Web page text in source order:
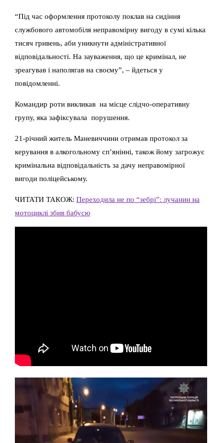
“Під час оформлення протоколу поклав на сидіння
службового автомобіля неправомірну вигоду в сумі кілька
тисяч гривень, аби уникнути адміністративної
відповідальності. На зауваження, що це кримінал, не
зреагував і наполягав на своєму”, – йдеться у
повідомленні.
Командир роти викликав на місце слідчо-оперативну
групу, яка зафіксувала порушення.
21-річний житель Маневиччини отримав протокол за
керування в алкогольному сп’янінні, також йому загрожує
кримінальна відповідальність за дачу неправомірної
вигоди поліцейському.
ЧИТАТИ ТАКОЖ: Переходила не по “зебрі”: лучанин на
мотоциклі збив бабусю